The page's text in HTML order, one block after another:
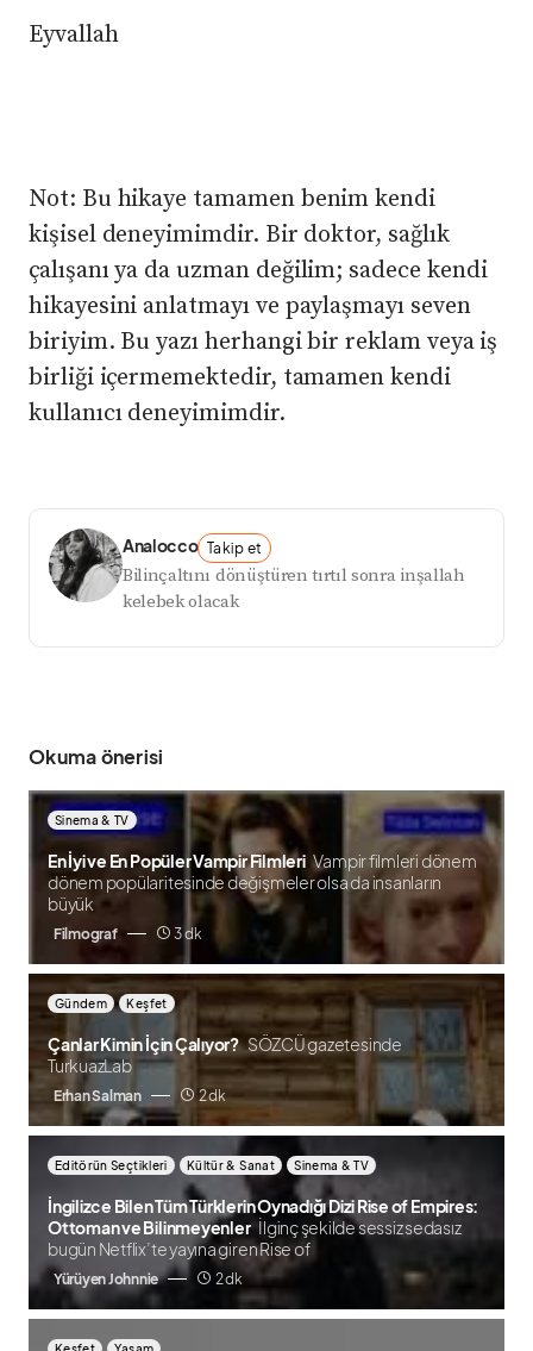
Eyvallah
Not: Bu hikaye tamamen benim kendi
kişisel deneyimimdir. Bir doktor, sağlık
çalışanı ya da uzman değilim; sadece kendi
hikayesini anlatmayı ve paylaşmayı seven
biriyim. Bu yazı herhangi bir reklam veya iş
birliği içermemektedir, tamamen kendi
kullanıcı deneyimimdir.
Analocco Takip et
Bilinçaltını dönüştüren tırtıl sonra inşallah
kelebek olacak
Okuma önerisi
Sinema & TV
En İyi ve En Popüler Vampir Filmleri Vampir filmleri dönem
dönem popülaritesinde değişmeler olsa da insanların
büyük
Filmograf 3 dk
Gündem Keşfet
Çanlar Kimin İçin Çalıyor? SÖZCÜ gazetesinde
TurkuazLab
Erhan Salman 2 dk
Editörün Seçtikleri Kültür & Sanat Sinema & TV
İngilizce Bilen Tüm Türklerin Oynadığı Dizi Rise of Empires:
Ottoman ve Bilinmeyenler İlginç şekilde sessiz sedasız
bugün Netflix’te yayına giren Rise of
Yürüyen Johnnie 2 dk